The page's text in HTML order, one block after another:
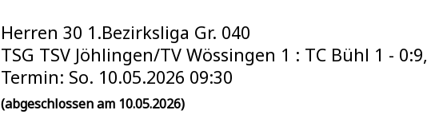
Herren 30 1.Bezirksliga Gr. 040
TSG TSV Jöhlingen/TV Wössingen 1 : TC Bühl 1 - 0:9,
Termin: So. 10.05.2026 09:30
(abgeschlossen am 10.05.2026)